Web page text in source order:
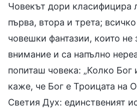
Човекът дори класифицира
първа, втора и трета;
човешки фантазии, които не
внимание и са напълно
попиташ човека: „Колко Бог
каже, че Бог е Троицата на
Светия Дух: единственият